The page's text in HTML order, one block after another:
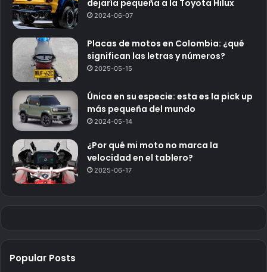
dejaría pequeña a la Toyota Hilux
2024-06-07
Placas de motos en Colombia: ¿qué
significan las letras y números?
2025-05-15
Única en su especie: esta es la pick up
más pequeña del mundo
2024-05-14
¿Por qué mi moto no marca la
velocidad en el tablero?
2025-06-17
Popular Posts